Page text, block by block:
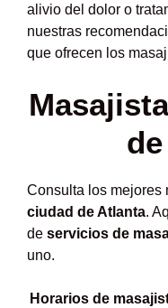
alivio del dolor o
nuestras
que ofrecen los
Consulta los mejores
ciudad de Atlanta.
de servicios de
uno.
Horarios de